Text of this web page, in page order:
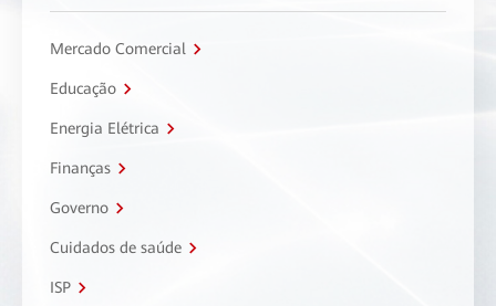
Mercado Comercial
Educação
Energia Elétrica
Finanças
Governo
Cuidados de saúde
ISP